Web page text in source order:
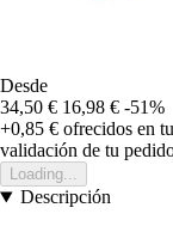
Desde
34,50 € 16,98 € -51%
+0,85 € ofrecidos en
validación de tu
Loading...
Descripción